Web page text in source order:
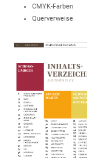
CMYK-Farben
Querverweise